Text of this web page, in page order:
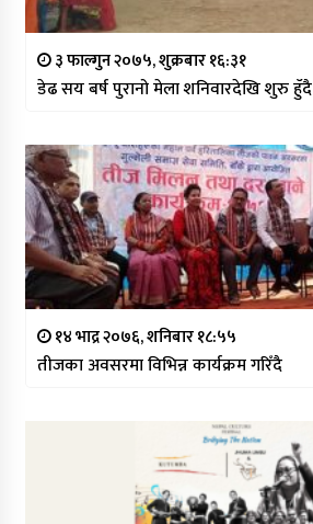
३ फाल्गुन २०७५, शुक्रबार १६:३१
डेढ सय बर्ष पुरानो मेला शनिवारदेखि शुरु हुँदै
१४ भाद्र २०७६, शनिबार १८:५५
तीजका अवसरमा विभिन्न कार्यक्रम गरिँदै